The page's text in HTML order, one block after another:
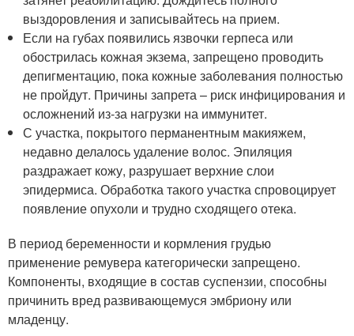
выздоровления и записывайтесь на прием.
Если на губах появились язвочки герпеса или
обострилась кожная экзема, запрещено проводить
депигментацию, пока кожные заболевания полностью
не пройдут. Причины запрета – риск инфицирования и
осложнений из-за нагрузки на иммунитет.
С участка, покрытого перманентным макияжем,
недавно делалось удаление волос. Эпиляция
раздражает кожу, разрушает верхние слои
эпидермиса. Обработка такого участка спровоцирует
появление опухоли и трудно сходящего отека.
В период беременности и кормления грудью
применение ремувера категорически запрещено.
Компоненты, входящие в состав суспензии, способны
причинить вред развивающемуся эмбриону или
младенцу.